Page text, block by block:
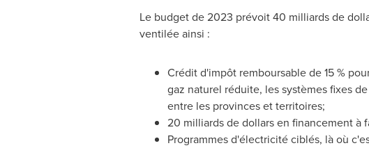
Le budget de 2023 prévoit 40 milliards de
ventilée ainsi :
Crédit d'impôt remboursable de 15 %
gaz naturel réduite, les systèmes fixes
entre les provinces et territoires;
20 milliards de dollars en financement à
Programmes d'électricité ciblés, là où